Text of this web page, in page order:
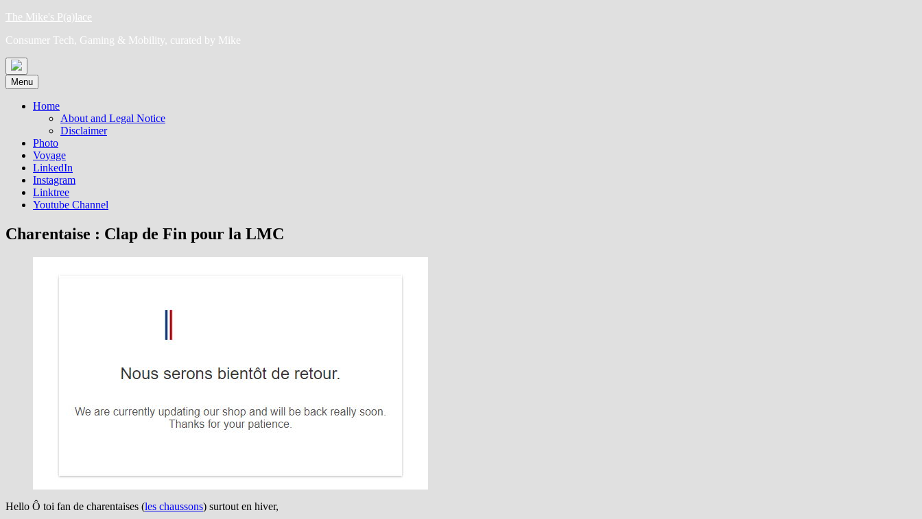
Skip
content
The Mike's P(a)lace
Consumer Tech, Gaming & Mobility, curated by Mike
Menu
Home
About and Legal Notice
Disclaimer
Photo
Voyage
LinkedIn
Instagram
Linktree
Youtube Channel
Charentaise : Clap de Fin pour la LMC
Hello Ô toi fan de charentaises (les chaussons) surtout en hiver,